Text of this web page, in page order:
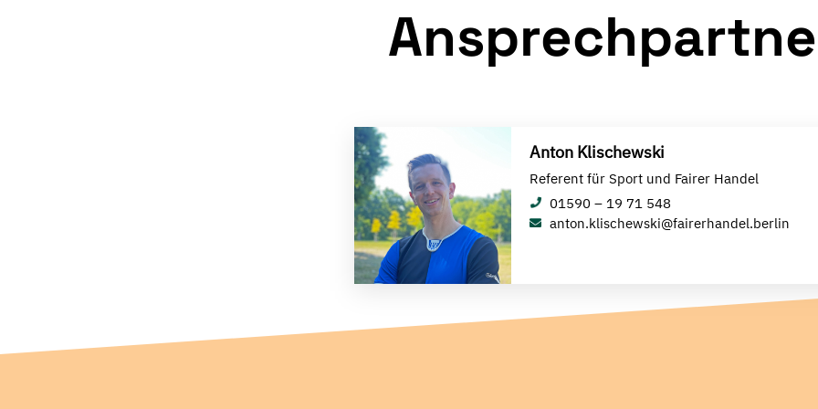
Anton Klischewski
Referent für Sport und Fairer Handel
01590 – 19 71 548
anton.klischewski@fairerhandel.berlin